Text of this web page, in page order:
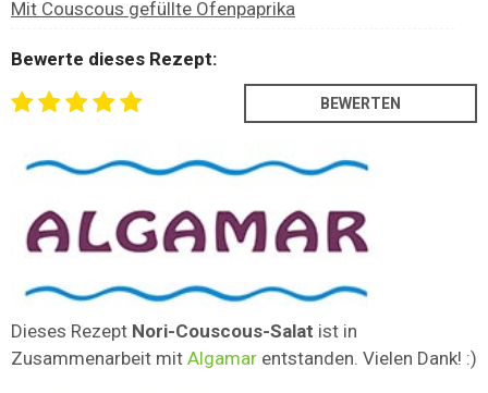
Mit Couscous gefüllte Ofenpaprika
Bewerte dieses Rezept:
Dieses Rezept Nori-Couscous-Salat ist in
Zusammenarbeit mit Algamar entstanden. Vielen Dank! :)